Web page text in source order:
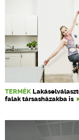
TERMÉK
falak társasházakba is